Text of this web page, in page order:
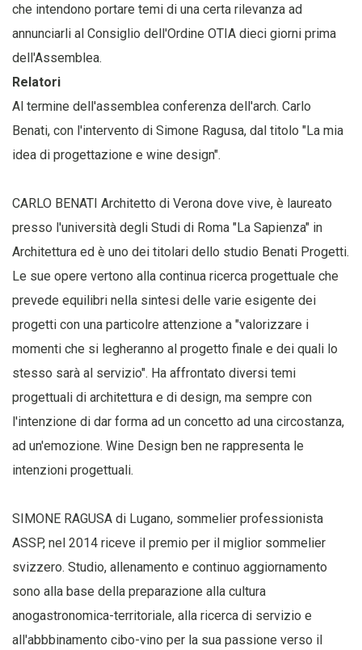
che intendono portare temi di una certa rilevanza ad
annunciarli al Consiglio dell'Ordine OTIA dieci giorni prima
dell'Assemblea.
Relatori
Al termine dell'assemblea conferenza dell'arch. Carlo
Benati, con l'intervento di Simone Ragusa, dal titolo "La mia
idea di progettazione e wine design".
CARLO BENATI Architetto di Verona dove vive, è laureato
presso l'università degli Studi di Roma "La Sapienza" in
Architettura ed è uno dei titolari dello studio Benati Progetti.
Le sue opere vertono alla continua ricerca progettuale che
prevede equilibri nella sintesi delle varie esigente dei
progetti con una particolre attenzione a "valorizzare i
momenti che si legheranno al progetto finale e dei quali lo
stesso sarà al servizio". Ha affrontato diversi temi
progettuali di architettura e di design, ma sempre con
l'intenzione di dar forma ad un concetto ad una circostanza,
ad un'emozione. Wine Design ben ne rappresenta le
intenzioni progettuali.
SIMONE RAGUSA di Lugano, sommelier professionista
ASSP, nel 2014 riceve il premio per il miglior sommelier
svizzero. Studio, allenamento e continuo aggiornamento
sono alla base della preparazione alla cultura
anogastronomica-territoriale, alla ricerca di servizio e
all'abbbinamento cibo-vino per la sua passione verso il